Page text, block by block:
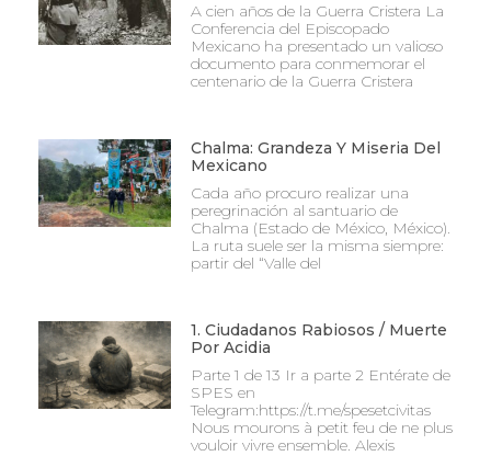
A cien años de la Guerra Cristera La
Conferencia del Episcopado
Mexicano ha presentado un valioso
documento para conmemorar el
centenario de la Guerra Cristera
Chalma: Grandeza Y Miseria Del
Mexicano
Cada año procuro realizar una
peregrinación al santuario de
Chalma (Estado de México, México).
La ruta suele ser la misma siempre:
partir del “Valle del
1. Ciudadanos Rabiosos / Muerte
Por Acidia
Parte 1 de 13 Ir a parte 2 Entérate de
SPES en
Telegram:https://t.me/spesetcivitas
Nous mourons à petit feu de ne plus
vouloir vivre ensemble. Alexis